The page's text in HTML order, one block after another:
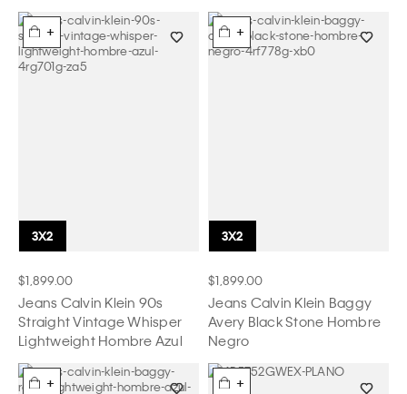
+
$1,899.00
Jeans Calvin Klein 90s
Straight Vintage Whisper
Lightweight Hombre Azul
+
$1,899.00
Jeans Calvin Klein Baggy
Avery Black Stone Hombre
Negro
+ +